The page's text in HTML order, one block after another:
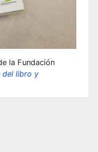
la Fundación
del libro y